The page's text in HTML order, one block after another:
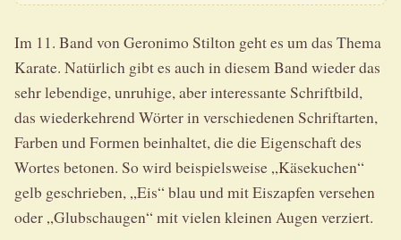
Im 11. Band von Geronimo Stilton geht es um das Thema
Karate. Natürlich gibt es auch in diesem Band wieder das
sehr lebendige, unruhige, aber interessante Schriftbild,
das wiederkehrend Wörter in verschiedenen Schriftarten,
Farben und Formen beinhaltet, die die Eigenschaft des
Wortes betonen. So wird beispielsweise „Käsekuchen“
gelb geschrieben, „Eis“ blau und mit Eiszapfen versehen
oder „Glubschaugen“ mit vielen kleinen Augen verziert.